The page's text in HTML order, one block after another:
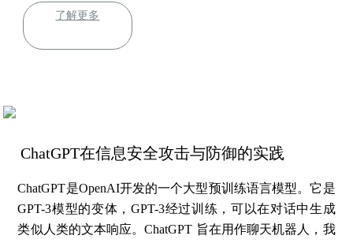
了解更多
ChatGPT在信息安全攻击与防御的实践
ChatGPT是OpenAI开发的一个大型预训练语言模型。它是
GPT-3模型的变体，GPT-3经过训练，可以在对话中生成
类似人类的文本响应。ChatGPT 旨在用作聊天机器人，我